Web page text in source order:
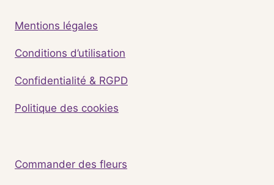
Mentions légales
Conditions d’utilisation
Confidentialité & RGPD
Politique des cookies
Commander des fleurs